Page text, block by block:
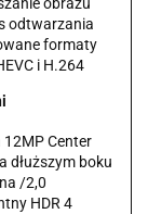
odtwarzania
formaty
i H.264
12MP Center
dłuższym boku
/2,0
HDR 4